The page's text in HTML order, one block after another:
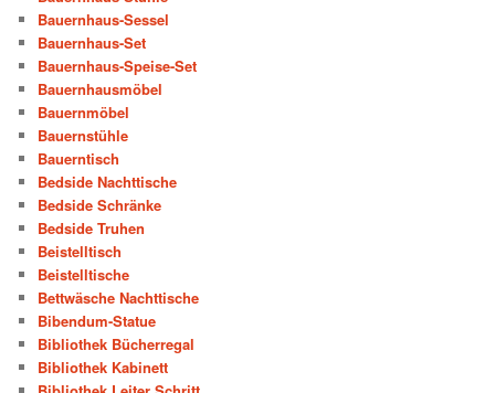
Bauernhaus-Sessel
Bauernhaus-Set
Bauernhaus-Speise-Set
Bauernhausmöbel
Bauernmöbel
Bauernstühle
Bauerntisch
Bedside Nachttische
Bedside Schränke
Bedside Truhen
Beistelltisch
Beistelltische
Bettwäsche Nachttische
Bibendum-Statue
Bibliothek Bücherregal
Bibliothek Kabinett